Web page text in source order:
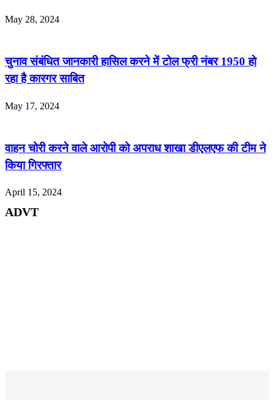
May 28, 2024
चुनाव संबंधित जानकारी हासिल करने में टोल फ्री नंबर 1950 हो
रहा है कारगर साबित
May 17, 2024
वाहन चोरी करने वाले आरोपी को अपराध शाखा डीएलएफ की टीम ने
किया गिरफ्तार
April 15, 2024
ADVT